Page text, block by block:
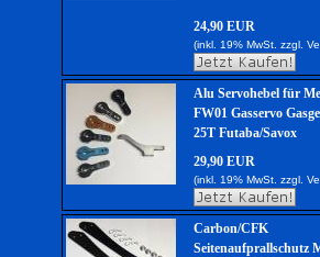
24,90 EUR
(inkl. 19% MwSt. zzgl.
Alu Servohebel für
FW01 Gasservo
25T Futaba/Savox
29,90 EUR
(inkl. 19% MwSt. zzgl.
Carbon/CFK
Seitenaufprallschutz